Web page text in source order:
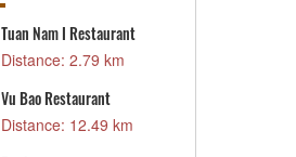
Business name
Distance: 16.15 km
Da Lan Restaurant Campus 2
Distance: 16.44 km